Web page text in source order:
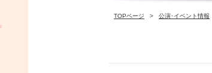
TOPページ 公演･イベント情報